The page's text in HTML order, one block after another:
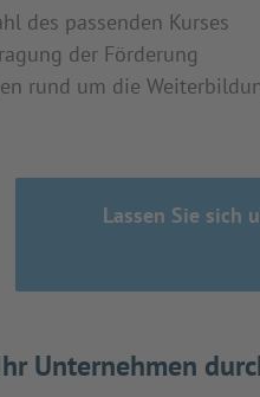
des passenden Kurses
der Förderung
rund um die
Lassen Sie sich
Unternehmen